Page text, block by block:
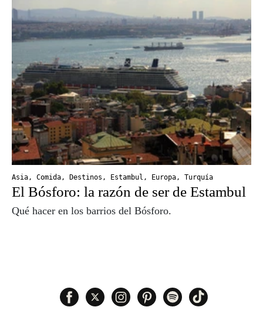
Asia , Comida , Destinos , Estambul , Europa , Turquía
El Bósforo: la razón de ser de Estambul
Qué hacer en los barrios del Bósforo.